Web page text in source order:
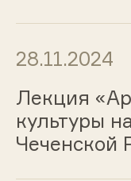
28.11.2024
Лекция
культуры
Чеченской